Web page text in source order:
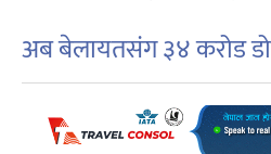
अब बेलायतसंग ३४ करोड